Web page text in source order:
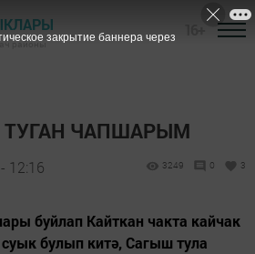
районы
ТУГАН ЧАПШАРЫМ
12:16 3249 0 3
буйлап Кайткан чакта кайчак
булып китә, Сагыш тула
закрытие баннера через